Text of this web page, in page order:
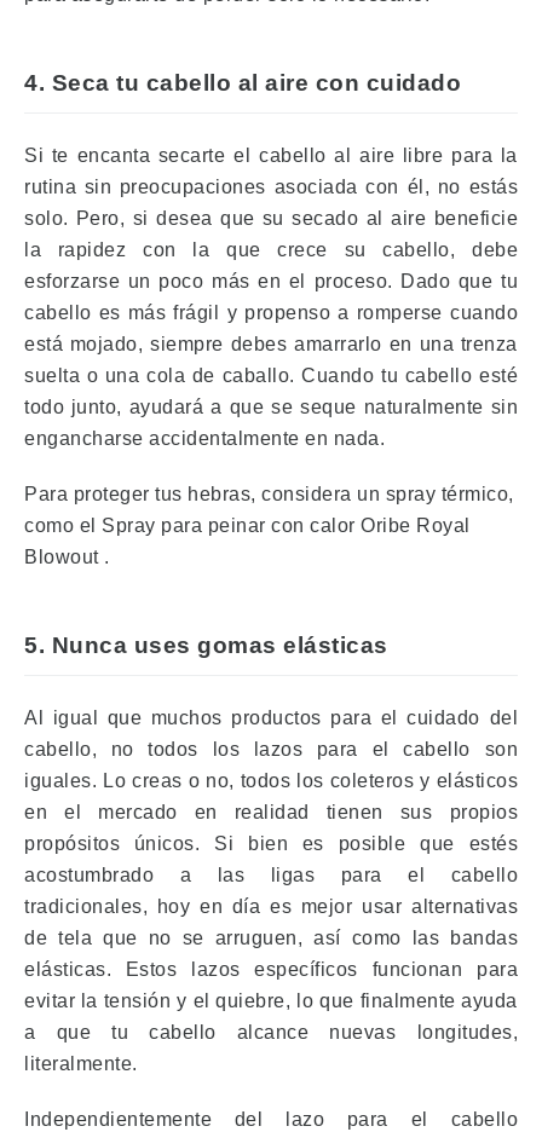
4. Seca tu cabello al aire con cuidado
Si te encanta secarte el cabello al aire libre para la
rutina sin preocupaciones asociada con él, no estás
solo. Pero, si desea que su secado al aire beneficie
la rapidez con la que crece su cabello, debe
esforzarse un poco más en el proceso. Dado que tu
cabello es más frágil y propenso a romperse cuando
está mojado, siempre debes amarrarlo en una trenza
suelta o una cola de caballo.Cuando tu cabello esté
todo junto, ayudará a que se seque naturalmente sin
engancharse accidentalmente en nada.
Para proteger tus hebras, considera un spray térmico,
como el Spray para peinar con calor Oribe Royal
Blowout.
5. Nunca uses gomas elásticas
Al igual que muchos productos para el cuidado del
cabello, no todos los lazos para el cabello son
iguales. Lo creas o no, todos los coleteros y elásticos
en el mercado en realidad tienen sus propios
propósitos únicos. Si bien es posible que estés
acostumbrado a las ligas para el cabello
tradicionales, hoy en día es mejor usar alternativas
de tela que no se arruguen, así como las bandas
elásticas.
Estos lazos específicos funcionan para
evitar la tensión y el quiebre, lo que finalmente ayuda
a que tu cabello alcance nuevas longitudes,
literalmente.
Independientemente del lazo para el cabello